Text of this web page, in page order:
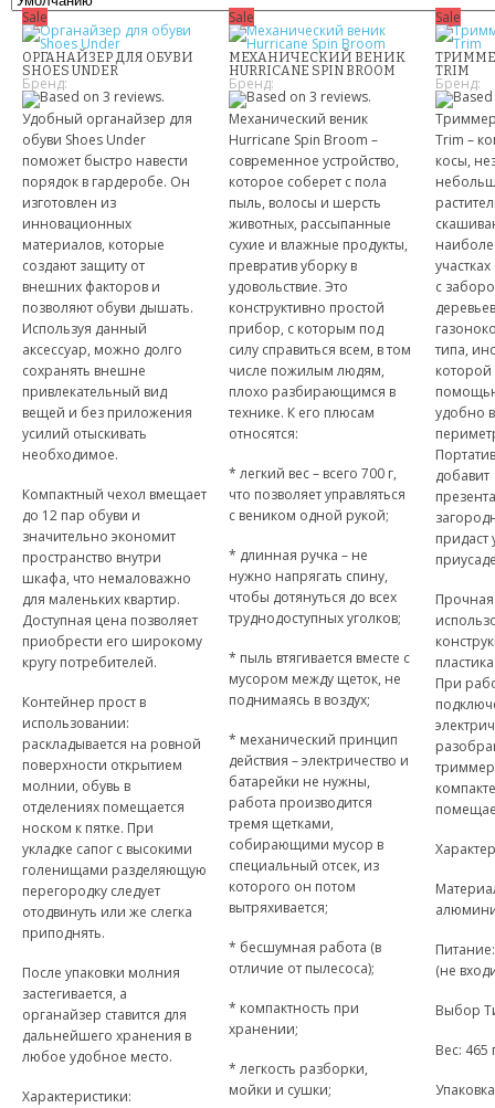
Sale
ОРГАНАЙЗЕР ДЛЯ ОБУВИ
SHOES UNDER
Бренд:
Удобный органайзер для
обуви Shoes Under
поможет быстро навести
порядок в гардеробе. Он
изготовлен из
инновационных
материалов, которые
создают защиту от
внешних факторов и
позволяют обуви дышать.
Используя данный
аксессуар, можно долго
сохранять внешне
привлекательный вид
вещей и без приложения
усилий отыскивать
необходимое.
Компактный чехол вмещает
до 12 пар обуви и
значительно экономит
пространство внутри
шкафа, что немаловажно
для маленьких квартир.
Доступная цена позволяет
приобрести его широкому
кругу потребителей.
Контейнер прост в
использовании:
раскладывается на ровной
поверхности открытием
молнии, обувь в
отделениях помещается
носком к пятке. При
укладке сапог с высокими
голенищами разделяющую
перегородку следует
отодвинуть или же слегка
приподнять.
После упаковки молния
застегивается, а
органайзер ставится для
дальнейшего хранения в
любое удобное место.
Характеристики:
Sale
МЕХАНИЧЕСКИЙ ВЕНИК
HURRICANE SPIN BROOM
Бренд:
Механический веник
Hurricane Spin Broom –
современное устройство,
которое соберет с пола
пыль, волосы и шерсть
животных, рассыпанные
сухие и влажные продукты,
превратив уборку в
удовольствие. Это
конструктивно простой
прибор, с которым под
силу справиться всем, в том
числе пожилым людям,
плохо разбирающимся в
технике. К его плюсам
относятся:
* легкий вес – всего 700 г,
что позволяет управляться
с веником одной рукой;
* длинная ручка – не
нужно напрягать спину,
чтобы дотянуться до всех
труднодоступных уголков;
* пыль втягивается вместе с
мусором между щеток, не
поднимаясь в воздух;
* механический принцип
действия – электричество и
батарейки не нужны,
работа производится
тремя щетками,
собирающими мусор в
специальный отсек, из
которого он потом
вытряхивается;
* бесшумная работа (в
отличие от пылесоса);
* компактность при
хранении;
* легкость разборки,
мойки и сушки;
Sale
TRIM
Бренд:
Trim –
косы,
с
типа,
которой
удобно
добавит
При
(не
Выбор
Вес: 465